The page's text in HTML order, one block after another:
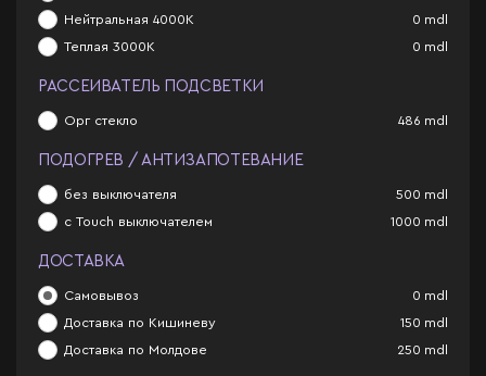
Нейтральная 4000К 0 mdl
Теплая 3000К 0 mdl
РАССЕИВАТЕЛЬ ПОДСВЕТКИ
Орг стекло 486 mdl
ПОДОГРЕВ / АНТИЗАПОТЕВАНИЕ
без выключателя 500 mdl
с Touch выключателем 1000 mdl
ДОСТАВКА
Самовывоз 0 mdl
Доставка по Кишиневу 150 mdl
Доставка по Молдове 250 mdl